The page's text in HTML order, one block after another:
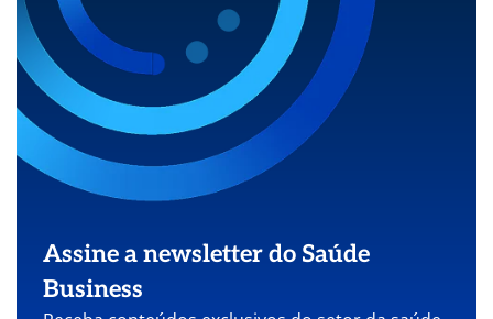
Assine a newsletter do Saúde
Business